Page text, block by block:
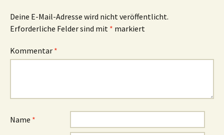
Deine E-Mail-Adresse wird nicht veröffentlicht.
Erforderliche Felder sind mit * markiert
Kommentar *
Name *